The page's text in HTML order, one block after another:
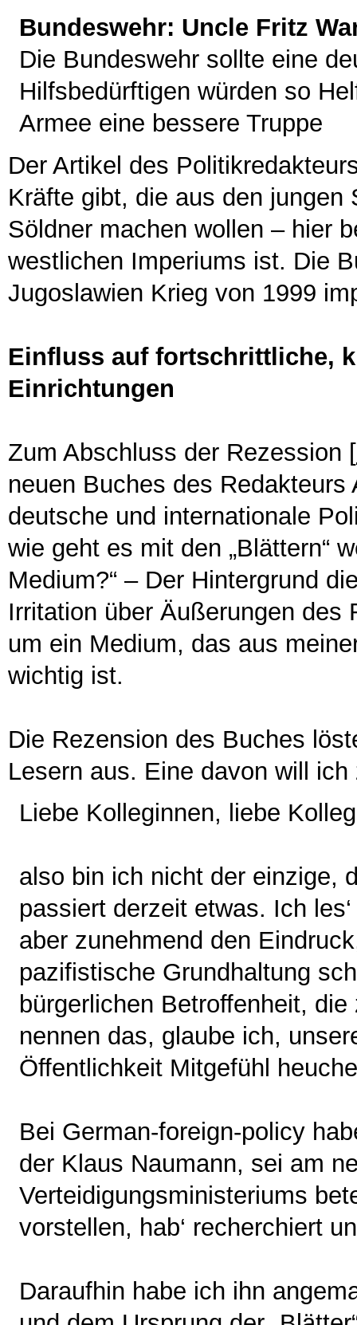
Bundeswehr: Uncle Fritz
Die Bundeswehr sollte eine
Hilfsbedürftigen würden so
Armee eine bessere Truppe
Der Artikel des
Kräfte gibt, die aus den
Söldner machen wollen – hier
westlichen Imperiums ist. Die
Jugoslawien Krieg von 1999
Einfluss auf fortschrittliche,
Einrichtungen
Zum Abschluss der Rezession [
neuen Buches des
deutsche und internationale
wie geht es mit den „Blättern“
Medium?“ – Der Hintergrund
Irritation über Äußerungen des
um ein Medium, das aus
wichtig ist.
Die Rezension des Buches
Lesern aus. Eine davon will ich
Liebe Kolleginnen, liebe
also bin ich nicht der einzige,
passiert derzeit etwas. Ich
aber zunehmend den
pazifistische Grundhaltung
bürgerlichen Betroffenheit,
nennen das, glaube ich,
Öffentlichkeit Mitgefühl
Bei German-foreign-policy
der Klaus Naumann, sei am
Verteidigungsministeriums
vorstellen, hab‘ recherchiert
Daraufhin habe ich ihn